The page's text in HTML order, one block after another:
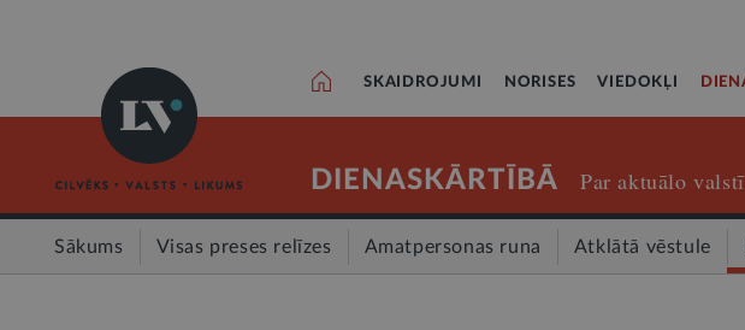
SKAIDROJUMI NORISES VIEDOKĻI
DIENASKĀRTĪBĀ Par aktuālo
Sākums Visas preses relīzes Amatpersonas runa Atklātā vēstule